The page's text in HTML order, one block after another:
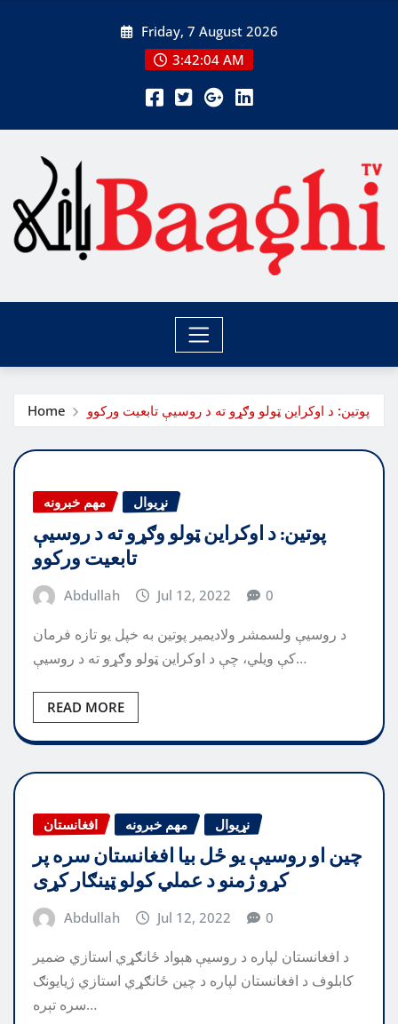
Friday, 7 August 2026
3:42:05 AM
Home پوتين: د اوکراين ټولو وګړو ته د روسيې تابعيت ورکوو
مهم خبرونه نړیوال
پوتين: د اوکراين ټولو وګړو ته د روسيې
تابعيت ورکوو
Abdullah Jul 12, 2022 0
د روسيې ولسمشر ولاديمير پوتين به خپل يو تازه فرمان
کې ويلي، چې د اوکراين ټولو وګړو ته د روسيې…
READ MORE
افغانستان مهم خبرونه نړیوال
چين او روسيې يو ځل بيا افغانستان سره پر
کړو ژمنو د عملي کولو ټينګار کړی
Abdullah Jul 12, 2022 0
د افغانستان لپاره د روسيې هېواد ځانګړي استازي ضمير
کابلوف د افغانستان لپاره د چين ځانګړي استازي ژيايونګ
سره تېره…